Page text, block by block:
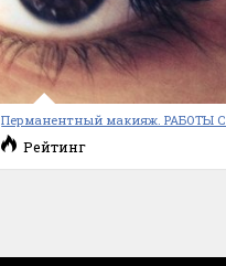
Перманентный макияж. РАБОТЫ С
Рейтинг